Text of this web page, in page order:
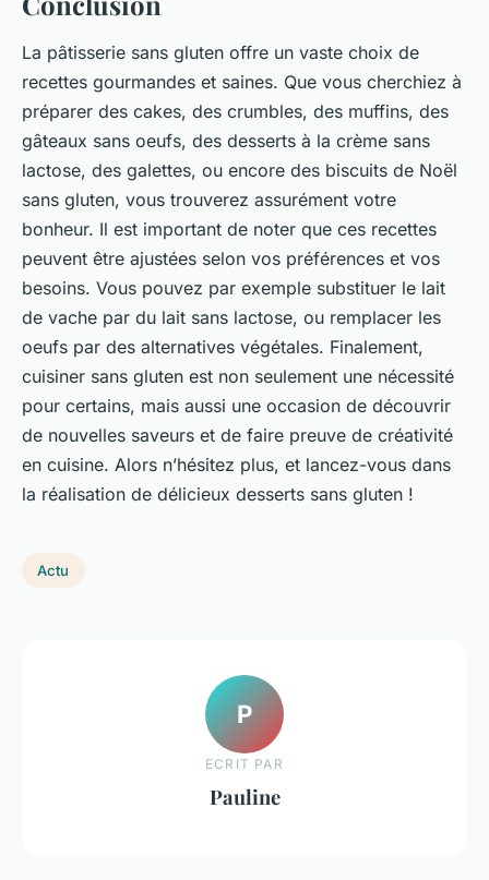
La pâtisserie sans gluten offre un vaste choix de
recettes gourmandes et saines. Que vous cherchiez à
préparer des cakes, des crumbles, des muffins, des
gâteaux sans oeufs, des desserts à la crème sans
lactose, des galettes, ou encore des biscuits de Noël
sans gluten, vous trouverez assurément votre
bonheur. Il est important de noter que ces recettes
peuvent être ajustées selon vos préférences et vos
besoins. Vous pouvez par exemple substituer le lait
de vache par du lait sans lactose, ou remplacer les
oeufs par des alternatives végétales. Finalement,
cuisiner sans gluten est non seulement une nécessité
pour certains, mais aussi une occasion de découvrir
de nouvelles saveurs et de faire preuve de créativité
en cuisine. Alors n’hésitez plus, et lancez-vous dans
la réalisation de délicieux desserts sans gluten !
Actu
P
ECRIT PAR
Pauline